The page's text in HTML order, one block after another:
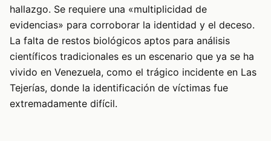
hallazgo. Se requiere una «multiplicidad de
evidencias» para corroborar la identidad y el deceso.
La falta de restos biológicos aptos para análisis
científicos tradicionales es un escenario que ya se ha
vivido en Venezuela, como el trágico incidente en Las
Tejerías, donde la identificación de víctimas fue
extremadamente difícil.